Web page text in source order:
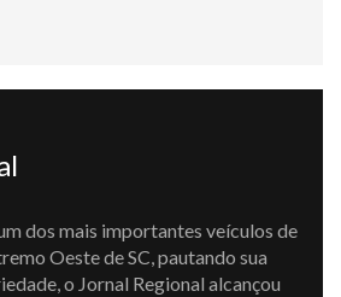
dos mais importantes veículos de
Oeste de SC, pautando sua
o Jornal Regional alcançou